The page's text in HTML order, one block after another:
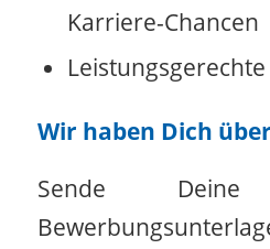
Karriere-Chancen
Wir haben Dich
Sende Deine